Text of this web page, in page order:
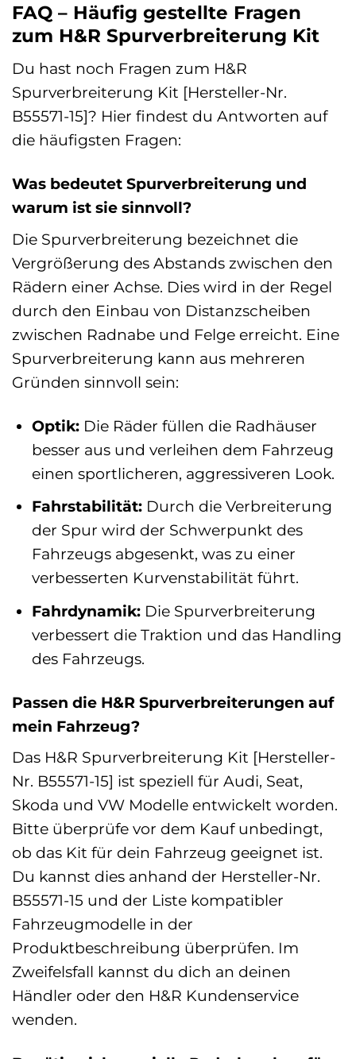
FAQ – Häufig gestellte Fragen
zum H&R Spurverbreiterung Kit
Du hast noch Fragen zum H&R
Spurverbreiterung Kit [Hersteller-Nr.
B55571-15]? Hier findest du Antworten auf
die häufigsten Fragen:
Was bedeutet Spurverbreiterung und
warum ist sie sinnvoll?
Die Spurverbreiterung bezeichnet die
Vergrößerung des Abstands zwischen den
Rädern einer Achse. Dies wird in der Regel
durch den Einbau von Distanzscheiben
zwischen Radnabe und Felge erreicht. Eine
Spurverbreiterung kann aus mehreren
Gründen sinnvoll sein:
Optik:Die Räder füllen die Radhäuser
besser aus und verleihen dem Fahrzeug
einen sportlicheren, aggressiveren Look.
Fahrstabilität:Durch die Verbreiterung
der Spur wird der Schwerpunkt des
Fahrzeugs abgesenkt, was zu einer
verbesserten Kurvenstabilität führt.
Fahrdynamik:Die Spurverbreiterung
verbessert die Traktion und das Handling
des Fahrzeugs.
Passen die H&R Spurverbreiterungen auf
mein Fahrzeug?
Das H&R Spurverbreiterung Kit [Hersteller-
Nr. B55571-15] ist speziell für Audi, Seat,
Skoda und VW Modelle entwickelt worden.
Bitte überprüfe vor dem Kauf unbedingt,
ob das Kit für dein Fahrzeug geeignet ist.
Du kannst dies anhand der Hersteller-Nr.
B55571-15 und der Liste kompatibler
Fahrzeugmodelle in der
Produktbeschreibung überprüfen. Im
Zweifelsfall kannst du dich an deinen
Händler oder den H&R Kundenservice
wenden.